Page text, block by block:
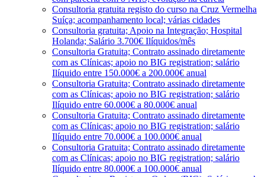
Consultoria gratuita registo do curso na Cruz Vermelha
Suíça; acompanhamento local; várias cidades
Consultoria gratuita; Apoio na Integração; Hospital
Holanda; Salário 3.700€ Ilíquidos/mês
Consultoria Gratuita; Contrato assinado diretamente
com as Clínicas; apoio no BIG registration; salário
Ilíquido entre 150.000€ a 200.000€ anual
Consultoria Gratuita; Contrato assinado diretamente
com as Clínicas; apoio no BIG registration; salário
Ilíquido entre 60.000€ a 80.000€ anual
Consultoria Gratuita; Contrato assinado diretamente
com as Clínicas; apoio no BIG registration; salário
Ilíquido entre 70.000€ a 100.000€ anual
Consultoria Gratuita; Contrato assinado diretamente
com as Clínicas; apoio no BIG registration; salário
Ilíquido entre 80.000€ a 100.000€ anual